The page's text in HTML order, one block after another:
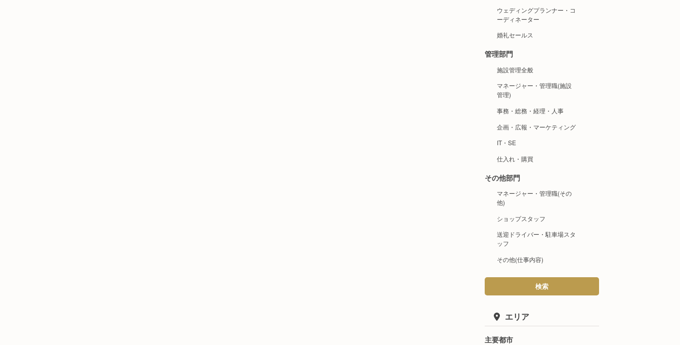
ウェディングプランナー・コ
ーディネーター
婚礼セールス
管理部門
施設管理全般
マネージャー・管理職(施設
管理)
事務・総務・経理・人事
企画・広報・マーケティング
IT・SE
仕入れ・購買
その他部門
マネージャー・管理職(その
他)
ショップスタッフ
送迎ドライバー・駐車場スタ
ッフ
その他(仕事内容)
検索
エリア
主要都市